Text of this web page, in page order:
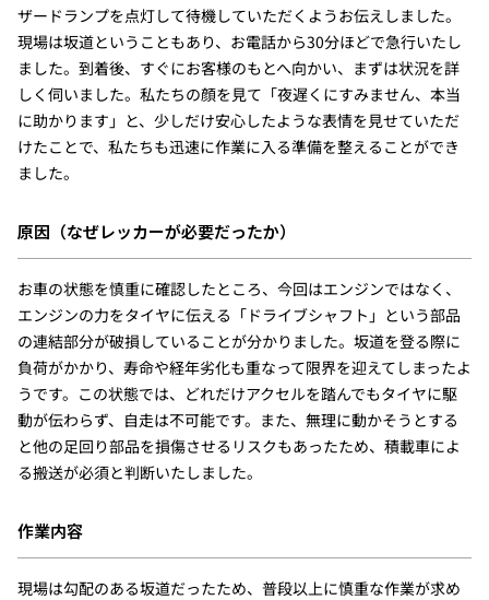
ザードランプを点灯して待機していただくようお伝えしました。
現場は坂道ということもあり、お電話から30分ほどで急行いたし
ました。到着後、すぐにお客様のもとへ向かい、まずは状況を詳
しく伺いました。私たちの顔を見て「夜遅くにすみません、本当
に助かります」と、少しだけ安心したような表情を見せていただ
けたことで、私たちも迅速に作業に入る準備を整えることができ
ました。
原因（なぜレッカーが必要だったか）
お車の状態を慎重に確認したところ、今回はエンジンではなく、
エンジンの力をタイヤに伝える「ドライブシャフト」という部品
の連結部分が破損していることが分かりました。坂道を登る際に
負荷がかかり、寿命や経年劣化も重なって限界を迎えてしまったよ
うです。この状態では、どれだけアクセルを踏んでもタイヤに駆
動が伝わらず、自走は不可能です。また、無理に動かそうとする
と他の足回り部品を損傷させるリスクもあったため、積載車によ
る搬送が必須と判断いたしました。
作業内容
現場は勾配のある坂道だったため、普段以上に慎重な作業が求め